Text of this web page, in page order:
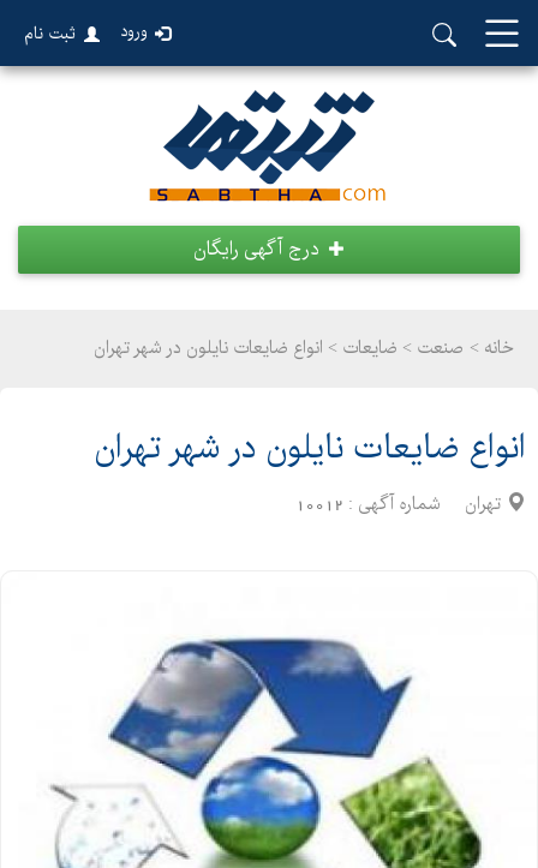
ورود ثبت نام
درج آگهی رایگان
خانه > صنعت > ضایعات > انواع ضایعات نایلون در شهر تهران
انواع ضایعات نایلون در شهر تهران
تهران شماره آگهی : 10012